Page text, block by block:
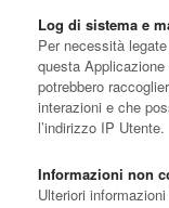
Log di sistema e
Per necessità
questa
potrebbero
interazioni e che
l’indirizzo IP Utente.
Informazioni non
Ulteriori